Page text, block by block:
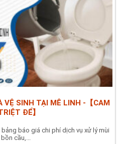
VỆ SINH TẠI MÊ LINH -【CAM
ĐỂ】
báo giá chi phí dịch vụ xử lý mùi
bồn cầu,...